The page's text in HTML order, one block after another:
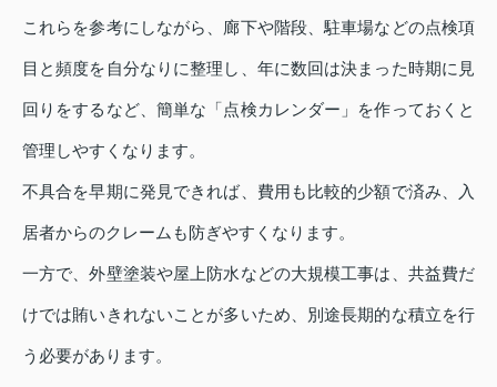
これらを参考にしながら、廊下や階段、駐車場などの点検項
目と頻度を自分なりに整理し、年に数回は決まった時期に見
回りをするなど、簡単な「点検カレンダー」を作っておくと
管理しやすくなります。
不具合を早期に発見できれば、費用も比較的少額で済み、入
居者からのクレームも防ぎやすくなります。
一方で、外壁塗装や屋上防水などの大規模工事は、共益費だ
けでは賄いきれないことが多いため、別途長期的な積立を行
う必要があります。